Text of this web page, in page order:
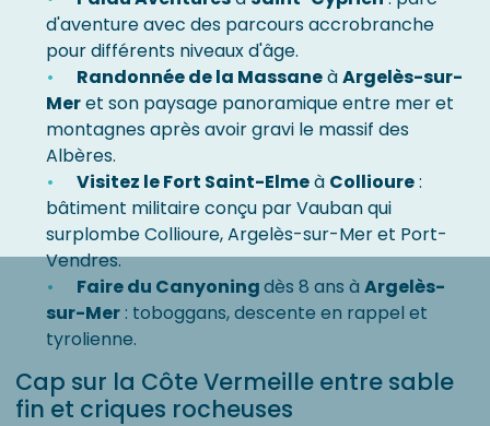
d'aventure avec des parcours accrobranche
pour différents niveaux d'âge.
Randonnée de la MassaneàArgelès-sur-
Meret son paysage panoramique entre mer et
montagnes après avoir gravi le massif des
Albères.
Visitez le Fort Saint-Elmeà Collioure:
bâtiment militaire conçu par Vauban qui
surplombe Collioure, Argelès-sur-Mer et Port-
Vendres.
Faire du Canyoningdès 8 ans à Argelès-
sur-Mer : toboggans, descente en rappel et
tyrolienne.
Cap sur la Côte Vermeille entre sable
fin et criques rocheuses